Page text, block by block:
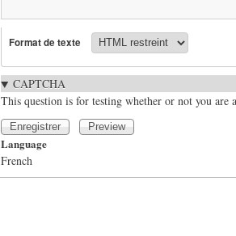
Format de texte
CAPTCHA
This question is for testing whether or not you are
Language
French